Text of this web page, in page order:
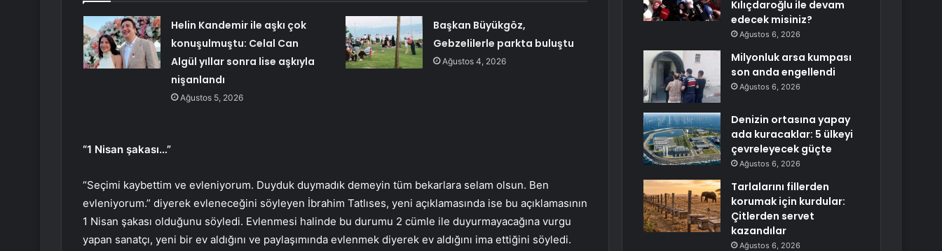
Helin Kandemir ile aşkı çok
konuşulmuştu: Celal Can
Algül yıllar sonra lise aşkıyla
nişanlandı
Ağustos 5, 2026
Başkan Büyükgöz,
Gebzelilerle parkta buluştu
Ağustos 4, 2026
“1 Nisan şakası…”
“Seçimi kaybettim ve evleniyorum. Duyduk duymadık demeyin tüm bekarlara selam olsun. Ben
evleniyorum.” diyerek evleneceğini söyleyen İbrahim Tatlıses, yeni açıklamasında ise bu açıklamasının
1 Nisan şakası olduğunu söyledi. Evlenmesi halinde bu durumu 2 cümle ile duyurmayacağına vurgu
yapan sanatçı, yeni bir ev aldığını ve paylaşımında evlenmek diyerek ev aldığını ima ettiğini söyledi.
Kılıçdaroğlu ile devam
edecek misiniz?
Ağustos 6, 2026
Milyonluk arsa kumpası
son anda engellendi
Ağustos 6, 2026
Denizin ortasına yapay
ada kuracaklar: 5 ülkeyi
çevreleyecek güçte
Ağustos 6, 2026
Tarlalarını fillerden
korumak için kurdular:
Çitlerden servet
kazandılar
Ağustos 6, 2026